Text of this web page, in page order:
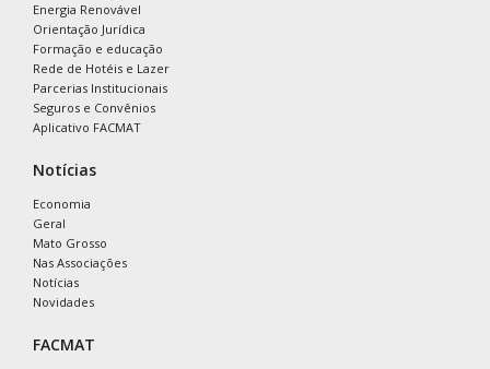
Energia Renovável
Orientação Jurídica
Formação e educação
Rede de Hotéis e Lazer
Parcerias Institucionais
Seguros e Convênios
Aplicativo FACMAT
Notícias
Economia
Geral
Mato Grosso
Nas Associações
Notícias
Novidades
FACMAT